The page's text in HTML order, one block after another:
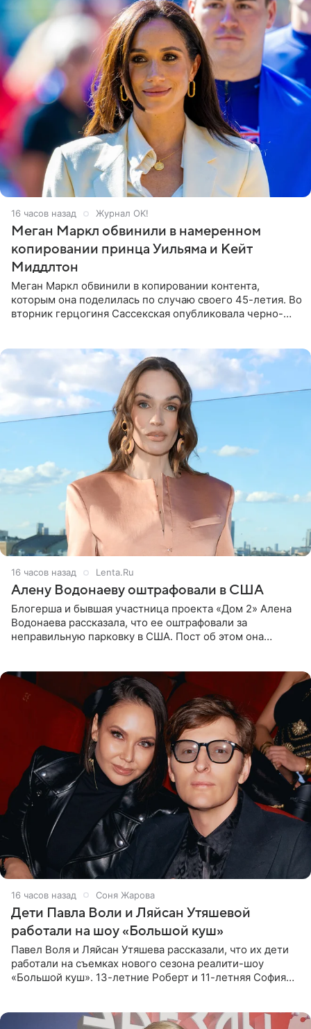
16 часов назад Журнал OK!
Меган Маркл обвинили в намеренном
копировании принца Уильяма и Кейт
Миддлтон
Меган Маркл обвинили в копировании контента,
которым она поделилась по случаю своего 45-летия. Во
вторник герцогиня Сассекская опубликовала черно-
16 часов назад Lenta.Ru
Алену Водонаеву оштрафовали в США
Блогерша и бывшая участница проекта «Дом 2» Алена
Водонаева рассказала, что ее оштрафовали за
неправильную парковку в США. Пост об этом она
16 часов назад Соня Жарова
Дети Павла Воли и Ляйсан Утяшевой
работали на шоу «Большой куш»
Павел Воля и Ляйсан Утяшева рассказали, что их дети
работали на съемках нового сезона реалити-шоу
«Большой куш». 13-летние Роберт и 11-летняя София